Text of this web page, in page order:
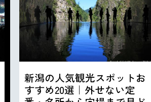
新潟の人気観光スポットお
すすめ20選｜外せない定